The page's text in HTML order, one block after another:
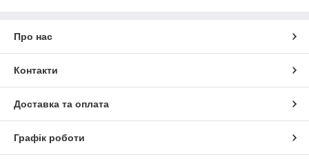
Про нас
Контакти
Доставка та оплата
Графік роботи